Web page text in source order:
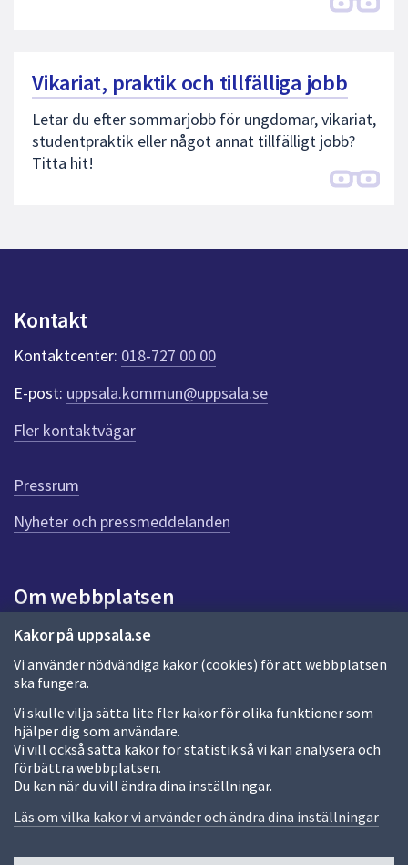
Kakor på uppsala.se
Vi använder nödvändiga kakor (cookies) för att webbplatsen
ska fungera.
Vi skulle vilja sätta lite fler kakor för olika funktioner som
hjälper dig som användare.
Vi vill också sätta kakor för statistik så vi kan analysera och
förbättra webbplatsen.
Du kan när du vill ändra dina inställningar.
Läs om vilka kakor vi använder och ändra dina inställningar
Vikariat, praktik och tillfälliga jobb
Letar du efter sommarjobb för ungdomar, vikariat,
studentpraktik eller något annat tillfälligt jobb?
Titta hit!
Kontakt
Kontaktcenter: 018-727 00 00
E-post: uppsala.kommun@uppsala.se
Fler kontaktvägar
Pressrum
Nyheter och pressmeddelanden
Om webbplatsen
Om webbplatsen
Allmänna handlingar och diarium
Behandling av personuppgifter
Kakor
Språk (other languages)
Tillgänglighetsredogörelse